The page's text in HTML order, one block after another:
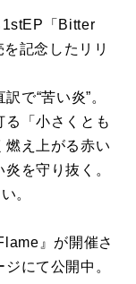
1stEP「Bitter
記念したリリ
で“苦い炎”。
「小さくとも
燃え上がる赤い
を守り抜く。
。
』が開催さ
にて公開中。